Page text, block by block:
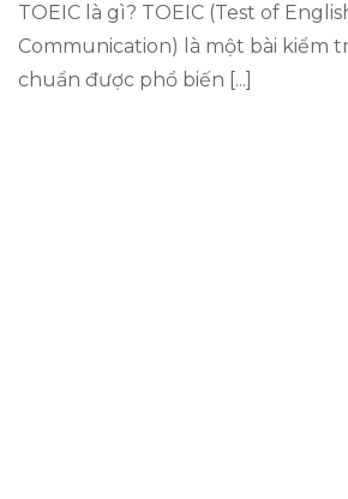
TOEIC là gì? TOEIC (Test of
Communication) là một bài kiểm
chuẩn được phổ biến [...]